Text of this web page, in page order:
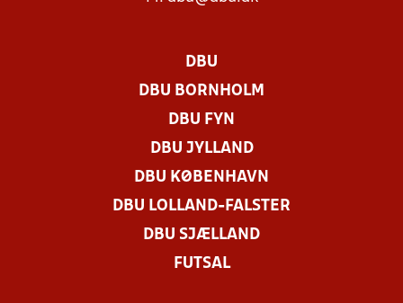
DBU
DBU BORNHOLM
DBU FYN
DBU JYLLAND
DBU KØBENHAVN
DBU LOLLAND-FALSTER
DBU SJÆLLAND
FUTSAL